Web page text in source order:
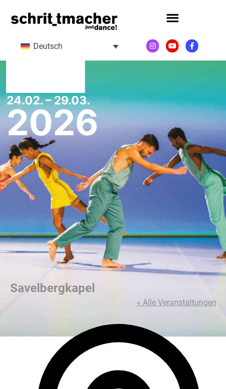
Deutsch
24.02. – 29.03.
2026
Savelbergkapel
« Alle Veranstaltungen